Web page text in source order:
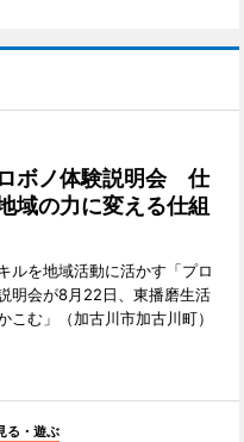
ボノ体験説明会 仕
域の力に変える仕組
ルを地域活動に活かす「プロ
明会が8月22日、東播磨生活
こむ」（加古川市加古川町）
る・遊ぶ